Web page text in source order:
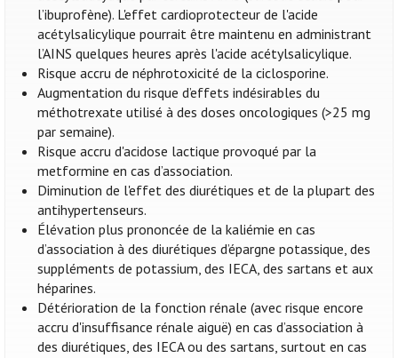
l’ibuprofène). L'effet cardioprotecteur de l'acide
acétylsalicylique pourrait être maintenu en administrant
l’AINS quelques heures après l'acide acétylsalicylique.
Risque accru de néphrotoxicité de la ciclosporine.
Augmentation du risque d’effets indésirables du
méthotrexate utilisé à des doses oncologiques (>25 mg
par semaine).
Risque accru d'acidose lactique provoqué par la
metformine en cas d’association.
Diminution de l'effet des diurétiques et de la plupart des
antihypertenseurs.
Élévation plus prononcée de la kaliémie en cas
d’association à des diurétiques d’épargne potassique, des
suppléments de potassium, des IECA, des sartans et aux
héparines.
Détérioration de la fonction rénale (avec risque encore
accru d'insuffisance rénale aiguë) en cas d’association à
des diurétiques, des IECA ou des sartans, surtout en cas